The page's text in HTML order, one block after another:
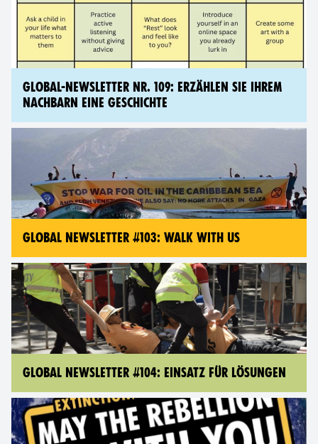
GLOBAL-NEWSLETTER NR. 109: ERZÄHLEN SIE IHREM
NACHBARN EINE GESCHICHTE
GLOBAL NEWSLETTER #103: WALK WITH US
GLOBAL NEWSLETTER #104: EINSATZ FÜR LÖSUNGEN